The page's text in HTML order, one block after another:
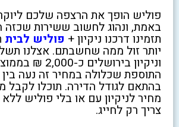
פוליש הופך את הרצפה שלכם
באמת, ונהוג לחשוב ששירות שכזה
תזמינו דרכנו ניקיון + פוליש לבית
יותר זול ממה שחשבתם. אצלנו
וניקיון בירושלים
בהתאם לגודל הדירה. תוכלו לקבל
מחיר לניקיון עם או בלי פוליש
צריך רק לחייג.